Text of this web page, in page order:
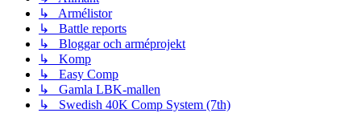
↳ Armélistor
↳ Battle reports
↳ Bloggar och arméprojekt
↳ Komp
↳ Easy Comp
↳ Gamla LBK-mallen
↳ Swedish 40K Comp System (7th)